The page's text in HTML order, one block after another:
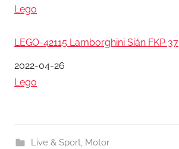
關於
Lego
LEGO-42115 Lamborghini Sián FKP 37
日期
2022-04-26
關於
Lego
Live & Sport, Motor